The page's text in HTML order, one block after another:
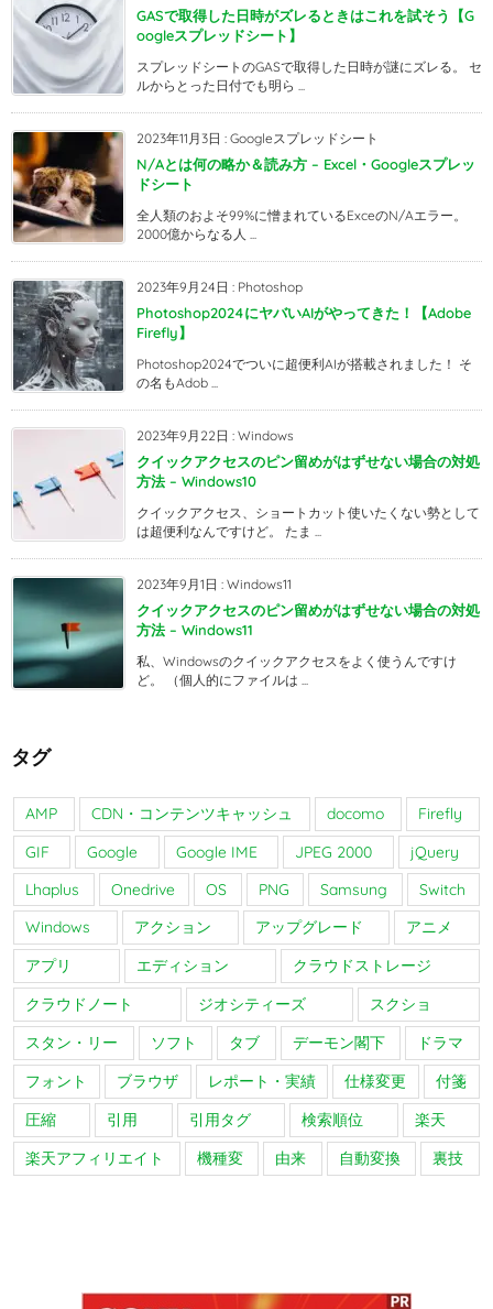
GASで取得した日時がズレるときはこれを試そう【G
oogleスプレッドシート】
スプレッドシートのGASで取得した日時が謎にズレる。 セ
ルからとった日付でも明ら ...
2023年11月3日 : Googleスプレッドシート
N/Aとは何の略か＆読み方 – Excel・Googleスプレッ
ドシート
全人類のおよそ99%に憎まれているExceのN/Aエラー。
2000億からなる人 ...
2023年9月24日 : Photoshop
Photoshop2024にヤバいAIがやってきた！【Adobe
Firefly】
Photoshop2024でついに超便利AIが搭載されました！ そ
の名もAdob ...
2023年9月22日 : Windows
クイックアクセスのピン留めがはずせない場合の対処
方法 – Windows10
クイックアクセス、ショートカット使いたくない勢として
は超便利なんですけど。 たま ...
2023年9月1日 : Windows11
クイックアクセスのピン留めがはずせない場合の対処
方法 – Windows11
私、Windowsのクイックアクセスをよく使うんですけ
ど。 （個人的にファイルは ...
タグ
AMP CDN・コンテンツキャッシュ docomo
Firefly
GIF
Google Google IME JPEG 2000
jQuery
Lhaplus
Onedrive OS PNG Samsung
Switch
Windows
アクション アップグレード
アニメ
アプリ
エディション
クラウドストレージ
クラウドノート
ジオシティーズ
スクショ
スタン・リー
ソフト タブ デーモン閣下
ドラマ
フォント
ブラウザ レポート・実績 仕様変更
付箋
圧縮
引用 引用タグ 検索順位
楽天
楽天アフィリエイト
機種変 由来 自動変換 裏技